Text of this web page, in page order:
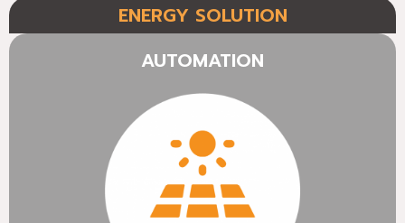
ENERGY SOLUTION
AUTOMATION